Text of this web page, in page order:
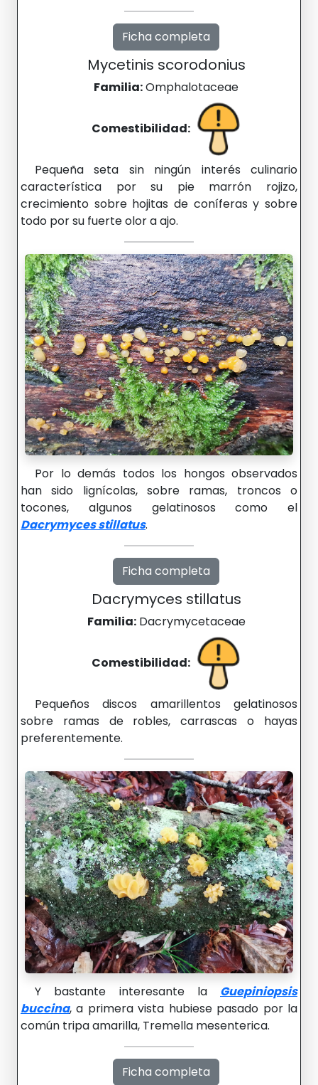
Ficha completa
Mycetinis scorodonius
Familia:Omphalotaceae
Comestibilidad:
Pequeña seta sin ningún interés culinario
característica por su pie marrón rojizo,
crecimiento sobre hojitas de coníferas y sobre
todo por su fuerte olor a ajo.
Por lo demás todos los hongos observados
han sido lignícolas, sobre ramas, troncos o
tocones, algunos gelatinosos como el
Dacrymyces stillatus.
Ficha completa
Dacrymyces stillatus
Familia:Dacrymycetaceae
Comestibilidad:
Pequeños discos amarillentos gelatinosos
sobre ramas de robles, carrascas o hayas
preferentemente.
Y bastante interesante la Guepiniopsis
buccina, a primera vista hubiese pasado por la
común tripa amarilla, Tremella mesenterica.
Ficha completa